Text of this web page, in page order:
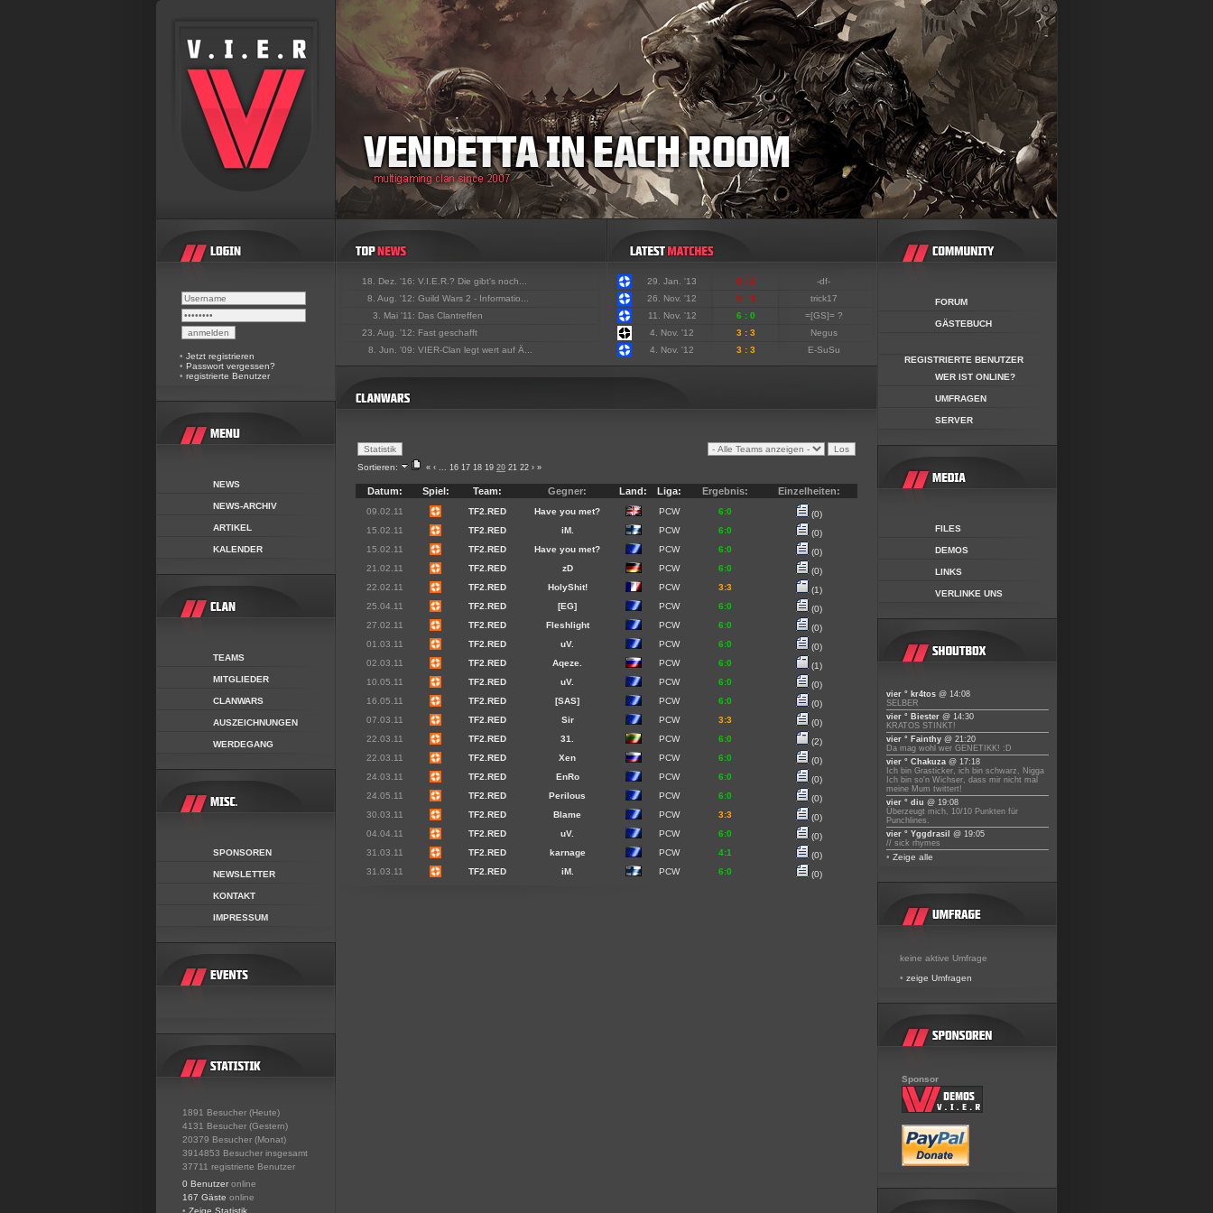
• Jetzt registrieren
• Passwort vergessen?
• registrierte Benutzer
NEWS
NEWS-ARCHIV
ARTIKEL
KALENDER
TEAMS
MITGLIEDER
CLANWARS
AUSZEICHNUNGEN
WERDEGANG
SPONSOREN
NEWSLETTER
KONTAKT
IMPRESSUM
1891 Besucher (Heute)
4131 Besucher (Gestern)
20379 Besucher (Monat)
3914853 Besucher insgesamt
37711 registrierte Benutzer
0 Benutzer online
167 Gäste online
• Zeige Statistik
18. Dez. '16: V.I.E.R.? Die gibt's noch...
8. Aug. '12: Guild Wars 2 - Informatio...
3. Mai '11: Das Clantreffen
23. Aug. '12: Fast geschafft
8. Jun. '09: VIER-Clan legt wert auf Ä...
29. Jan. '13 0 : 6
-df-
26. Nov. '12
0 : 3
trick17
11. Nov. '12
6 : 0
=[GS]= ?
4. Nov. '12
3 : 3
Negus
4. Nov. '12
3 : 3 E-SuSu
Sortieren: « ‹ ... 16 17 18 19 20 21 22 › »
Datum: Spiel: Team: Gegner: Land: Liga: Ergebnis: Einzelheiten:
09.02.11 TF2.RED Have you met? PCW 6:0
(0)
15.02.11
TF2.RED iM. PCW 6:0
(0)
15.02.11
TF2.RED Have you met? PCW 6:0
(0)
21.02.11
TF2.RED zD PCW 6:0
(0)
22.02.11
TF2.RED HolyShit! PCW 3:3
(1)
25.04.11
TF2.RED [EG] PCW 6:0
(0)
27.02.11
TF2.RED Fleshlight PCW 6:0
(0)
01.03.11
TF2.RED uV. PCW 6:0
(0)
02.03.11
TF2.RED Aqeze. PCW 6:0
(1)
10.05.11
TF2.RED uV. PCW 6:0
(0)
16.05.11
TF2.RED [SAS] PCW 6:0
(0)
07.03.11
TF2.RED Sir PCW 3:3
(0)
22.03.11
TF2.RED 31. PCW 6:0
(2)
22.03.11
TF2.RED Xen PCW 6:0
(0)
24.03.11
TF2.RED EnRo PCW 6:0
(0)
24.05.11
TF2.RED Perilous PCW 6:0
(0)
30.03.11
TF2.RED Blame PCW 3:3
(0)
04.04.11
TF2.RED uV. PCW 6:0
(0)
31.03.11
TF2.RED karnage PCW 4:1
(0)
31.03.11
TF2.RED iM. PCW 6:0 (0)
FORUM
GÄSTEBUCH
REGISTRIERTE BENUTZER
WER IST ONLINE?
UMFRAGEN
SERVER
FILES
DEMOS
LINKS
VERLINKE UNS
vier ° kr4tos @ 14:08
SELBER
vier ° Biester @ 14:30
KRATOS STINKT!
vier ° Fainthy @ 21:20
Da mag wohl wer GENETIKK! :D
vier ° Chakuza @ 17:18
Ich bin Grasticker, ich bin schwarz, Nigga
Ich bin so'n Wichser, dass mir nicht mal
meine Mum twittert!
vier ° diu @ 19:08
Überzeugt mich, 10/10 Punkten für
Punchlines.
vier ° Yggdrasil
@ 19:05
// sick rhymes
• Zeige alle
keine aktive Umfrage
• zeige Umfragen
Sponsor